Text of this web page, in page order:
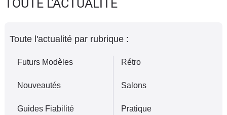
Guide
Utilitaires
TOUTE L'ACTUALITÉ
Toute l'actualité par rubrique :
Futurs Modèles
Nouveautés
Guides Fiabilité
Rétro
Salons
Pratique